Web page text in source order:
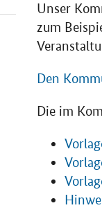
Unser
zum
Den
Die im